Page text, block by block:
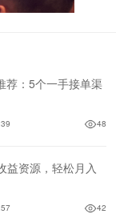
荐：5个一手接单渠
48
益资源，轻松月入
42